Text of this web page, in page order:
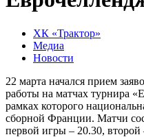
ХК «Трактор»
Медиа
Новости
22 марта начался прием
работы на матчах турнира
рамках которого
сборной Франции. Матчи
первой игры – 20.30,